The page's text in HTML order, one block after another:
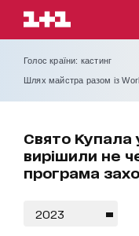
Голос країни: кастинг
Шлях майстра разом із
Свято Купала
вирішили не
програма
2023